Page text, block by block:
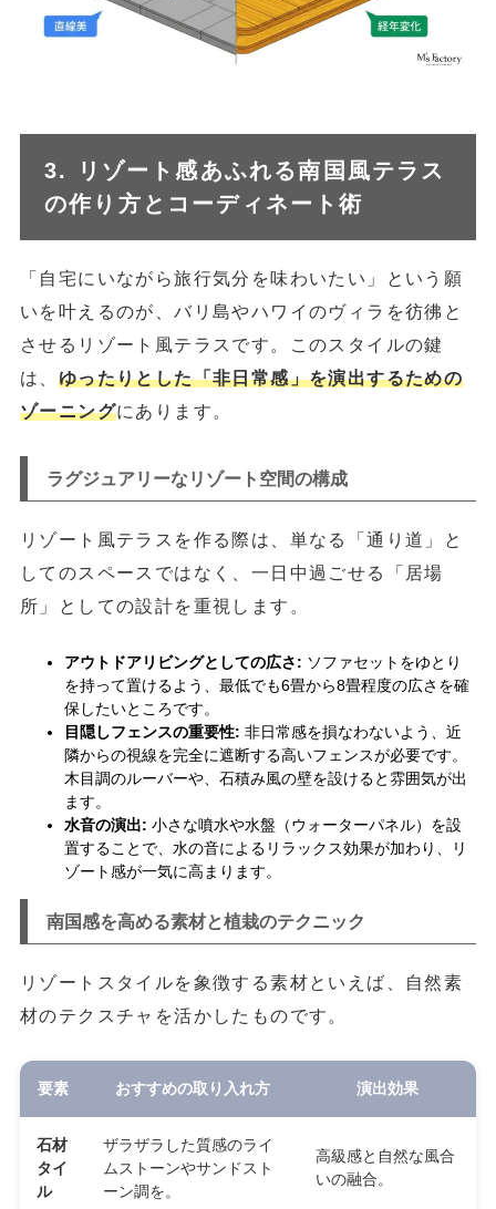
3. リゾート感あふれる南国風テラス
の作り方とコーディネート術
「自宅にいながら旅行気分を味わいたい」という願
いを叶えるのが、バリ島やハワイのヴィラを彷彿と
させるリゾート風テラスです。このスタイルの鍵
は、 ゆったりとした「非日常感」を演出するための
ゾーニングにあります。
ラグジュアリーなリゾート空間の構成
リゾート風テラスを作る際は、単なる「通り道」と
してのスペースではなく、一日中過ごせる「居場
所」としての設計を重視します。
アウトドアリビングとしての広さ: ソファセットをゆとり
を持って置けるよう、最低でも6畳から8畳程度の広さを確
保したいところです。
目隠しフェンスの重要性: 非日常感を損なわないよう、近
隣からの視線を完全に遮断する高いフェンスが必要です。
木目調のルーバーや、石積み風の壁を設けると雰囲気が出
ます。
水音の演出: 小さな噴水や水盤（ウォーターパネル）を設
置することで、水の音によるリラックス効果が加わり、リ
ゾート感が一気に高まります。
南国感を高める素材と植栽のテクニック
リゾートスタイルを象徴する素材といえば、自然素
材のテクスチャを活かしたものです。
要素 おすすめの取り入れ方 演出効果
石材
タイ
ル
ザラザラした質感のライ
ムストーンやサンドスト
ーン調を。
高級感と自然な風合
いの融合。